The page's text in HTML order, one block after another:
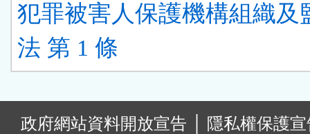
犯罪被害人保護機構組織及
法 第 1 條
政府網站資料開放宣告
隱私權保護